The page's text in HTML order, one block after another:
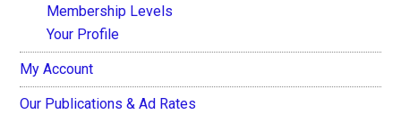
Membership Levels
Your Profile
My Account
Our Publications & Ad Rates